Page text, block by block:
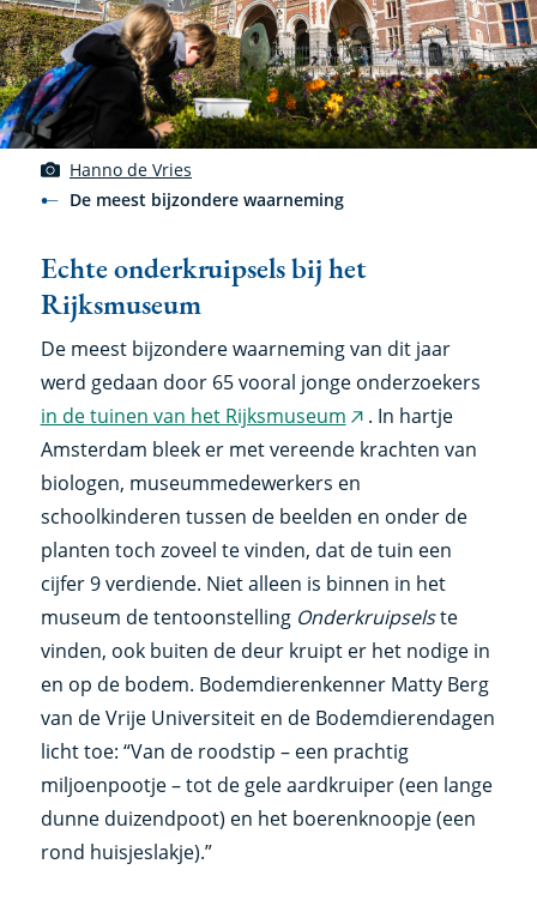
Hanno de Vries
De meest bijzondere waarneming
Echte onderkruipsels bij het
Rijksmuseum
De meest bijzondere waarneming van dit jaar
werd gedaan door 65 vooral jonge onderzoekers
in de tuinen van het Rijksmuseum (externe
link)
. In hartje
Amsterdam bleek er met vereende krachten van
biologen, museummedewerkers en
schoolkinderen tussen de beelden en onder de
planten toch zoveel te vinden, dat de tuin een
cijfer 9 verdiende. Niet alleen is binnen in het
museum de tentoonstelling Onderkruipselste
vinden, ook buiten de deur kruipt er het nodige in
en op de bodem. Bodemdierenkenner Matty Berg
van de Vrije Universiteit en de Bodemdierendagen
licht toe: “Van de roodstip – een prachtig
miljoenpootje – tot de gele aardkruiper (een lange
dunne duizendpoot) en het boerenknoopje (een
rond huisjeslakje).”